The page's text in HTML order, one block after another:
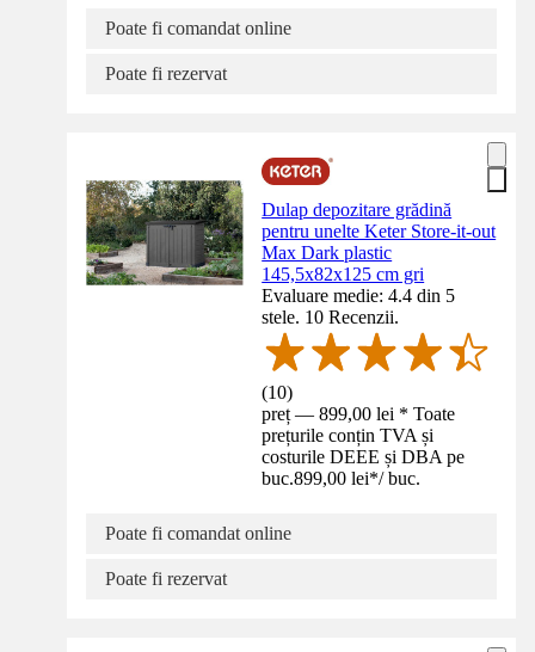
Poate fi comandat online
Poate fi rezervat
Dulap depozitare grădină
pentru unelte Keter Store-it-out
Max Dark plastic
145,5x82x125 cm gri
Evaluare medie: 4.4 din 5
stele. 10 Recenzii.
(10)
preț — 899,00 lei * Toate
prețurile conțin TVA și
costurile DEEE și DBA pe
buc.899,00 lei*/ buc.
Poate fi comandat online
Poate fi rezervat